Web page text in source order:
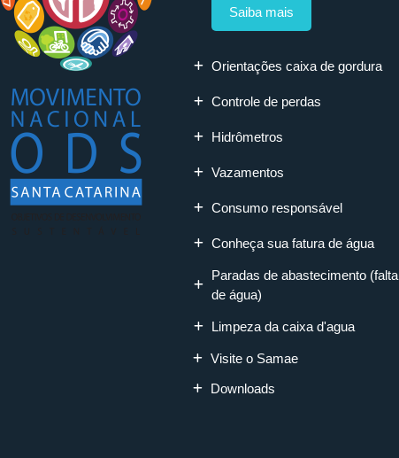
Saiba mais
Orientações caixa de gordura
Controle de perdas
Hidrômetros
Vazamentos
Consumo responsável
Conheça sua fatura de água
Paradas de abastecimento (falta
de água)
Limpeza da caixa d'agua
Visite o Samae
Downloads